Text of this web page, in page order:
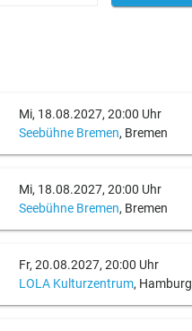
Mi, 18.08.2027, 20:00 Uhr
Seebühne Bremen, Bremen
Mi, 18.08.2027, 20:00 Uhr
Seebühne Bremen, Bremen
Fr, 20.08.2027, 20:00 Uhr
LOLA Kulturzentrum, Hamburg